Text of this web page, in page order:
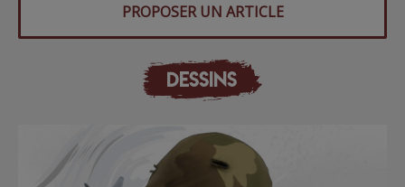
PROPOSER UN ARTICLE
DESSINS